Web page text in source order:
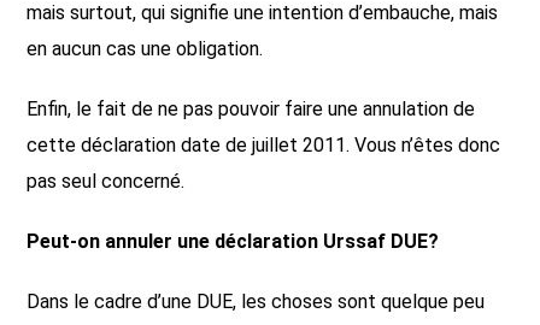
mais surtout, qui signifie une intention d’embauche, mais
en aucun cas une obligation.
Enfin, le fait de ne pas pouvoir faire une annulation de
cette déclaration date de juillet 2011. Vous n’êtes donc
pas seul concerné.
Peut-on annuler une déclaration Urssaf DUE?
Dans le cadre d’une DUE, les choses sont quelque peu